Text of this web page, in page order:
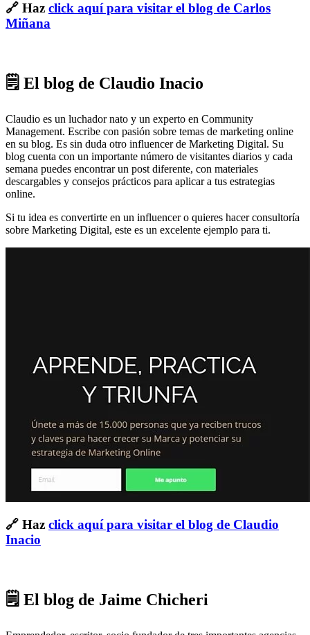
🔗 Haz click aquí para visitar el blog de Carlos
Miñana
🗒 El blog de Claudio Inacio
Claudio es un luchador nato y un experto en Community
Management. Escribe con pasión sobre temas de marketing online
en su blog. Es sin duda otro influencer de Marketing Digital. Su
blog cuenta con un importante número de visitantes diarios y cada
semana puedes encontrar un post diferente, con materiales
descargables y consejos prácticos para aplicar a tus estrategias
online.
Si tu idea es convertirte en un influencer o quieres hacer consultoría
sobre Marketing Digital, este es un excelente ejemplo para ti.
🔗 Haz click aquí para visitar el blog de Claudio
Inacio
🗒 El blog de Jaime Chicheri